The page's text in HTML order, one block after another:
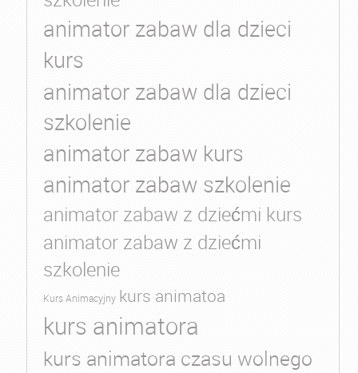
animator zabaw dla dzieci
kurs
animator zabaw dla dzieci
szkolenie
animator zabaw kurs
animator zabaw szkolenie
animator zabaw z dziećmi kurs
animator zabaw z dziećmi
szkolenie
Kurs Animacyjny kurs animatoa
kurs animatora
kurs animatora czasu wolnego